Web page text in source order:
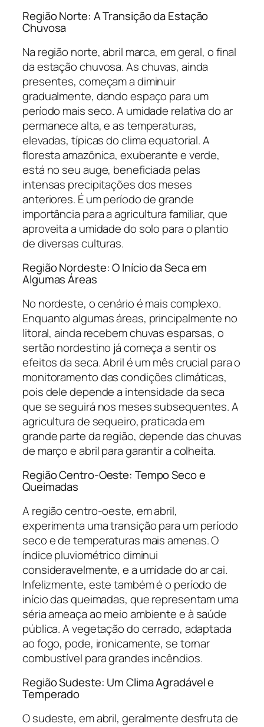
Região Norte: A Transição da Estação
Chuvosa
Na região norte, abril marca, em geral, o final
da estação chuvosa. As chuvas, ainda
presentes, começam a diminuir
gradualmente, dando espaço para um
período mais seco. A umidade relativa do ar
permanece alta, e as temperaturas,
elevadas, típicas do clima equatorial. A
floresta amazônica, exuberante e verde,
está no seu auge, beneficiada pelas
intensas precipitações dos meses
anteriores. É um período de grande
importância para a agricultura familiar, que
aproveita a umidade do solo para o plantio
de diversas culturas.
Região Nordeste: O Início da Seca em
Algumas Áreas
No nordeste, o cenário é mais complexo.
Enquanto algumas áreas, principalmente no
litoral, ainda recebem chuvas esparsas, o
sertão nordestino já começa a sentir os
efeitos da seca. Abril é um mês crucial para o
monitoramento das condições climáticas,
pois dele depende a intensidade da seca
que se seguirá nos meses subsequentes. A
agricultura de sequeiro, praticada em
grande parte da região, depende das chuvas
de março e abril para garantir a colheita.
Região Centro-Oeste: Tempo Seco e
Queimadas
A região centro-oeste, em abril,
experimenta uma transição para um período
seco e de temperaturas mais amenas. O
índice pluviométrico diminui
consideravelmente, e a umidade do ar cai.
Infelizmente, este também é o período de
início das queimadas, que representam uma
séria ameaça ao meio ambiente e à saúde
pública. A vegetação do cerrado, adaptada
ao fogo, pode, ironicamente, se tornar
combustível para grandes incêndios.
Região Sudeste: Um Clima Agradável e
Temperado
O sudeste, em abril, geralmente desfruta de